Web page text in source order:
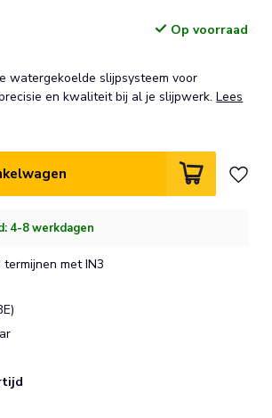
Op voorraad
watergekoelde slijpsysteem voor
en kwaliteit bij al je slijpwerk.Lees
4-8 werkdagen
met IN3